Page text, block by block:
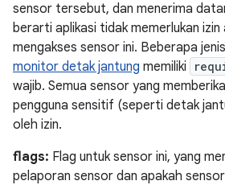
sensor tersebut, dan menerima
berarti aplikasi tidak memerlukan izin
mengakses sensor ini. Beberapa
monitor detak jantung memiliki
wajib. Semua sensor yang
pengguna sensitif (seperti detak
oleh izin.
flags: Flag untuk sensor ini, yang
pelaporan sensor dan apakah